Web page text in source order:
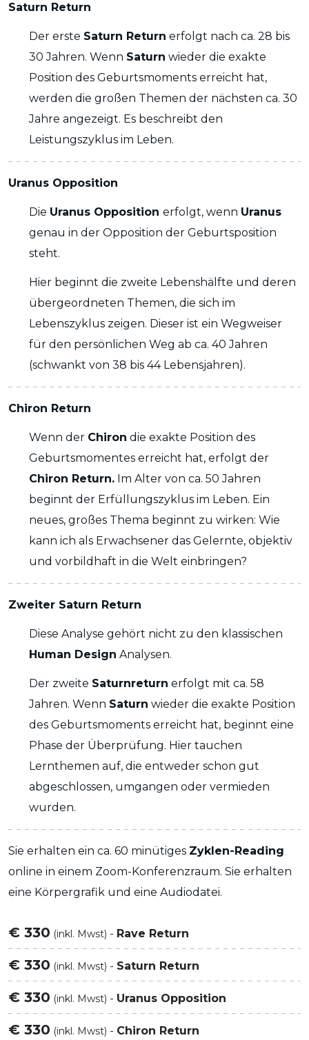
Saturn Return
Der erste Saturn Return erfolgt nach ca. 28 bis
30 Jahren. Wenn Saturn wieder die exakte
Position des Geburtsmoments erreicht hat,
werden die großen Themen der nächsten ca. 30
Jahre angezeigt. Es beschreibt den
Leistungszyklus im Leben.
Uranus Opposition
Die Uranus Opposition erfolgt, wenn Uranus
genau in der Opposition der Geburtsposition
steht.
Hier beginnt die zweite Lebenshälfte und deren
übergeordneten Themen, die sich im
Lebenszyklus zeigen. Dieser ist ein Wegweiser
für den persönlichen Weg ab ca. 40 Jahren
(schwankt von 38 bis 44 Lebensjahren).
Chiron Return
Wenn der Chiron die exakte Position des
Geburtsmomentes erreicht hat, erfolgt der
Chiron Return. Im Alter von ca. 50 Jahren
beginnt der Erfüllungszyklus im Leben. Ein
neues, großes Thema beginnt zu wirken: Wie
kann ich als Erwachsener das Gelernte, objektiv
und vorbildhaft in die Welt einbringen?
Zweiter Saturn Return
Diese Analyse gehört nicht zu den klassischen
Human Design Analysen.
Der zweite Saturnreturn erfolgt mit ca. 58
Jahren. Wenn Saturn wieder die exakte Position
des Geburtsmoments erreicht hat, beginnt eine
Phase der Überprüfung. Hier tauchen
Lernthemen auf, die entweder schon gut
abgeschlossen, umgangen oder vermieden
wurden.
Sie erhalten ein ca. 60 minütiges Zyklen-Reading
online in einem Zoom-Konferenzraum. Sie erhalten
eine Körpergrafik und eine Audiodatei.
€ 330 (inkl. Mwst) - Rave Return
€ 330 (inkl. Mwst) - Saturn Return
€ 330 (inkl. Mwst) - Uranus Opposition
€ 330 (inkl. Mwst) - Chiron Return